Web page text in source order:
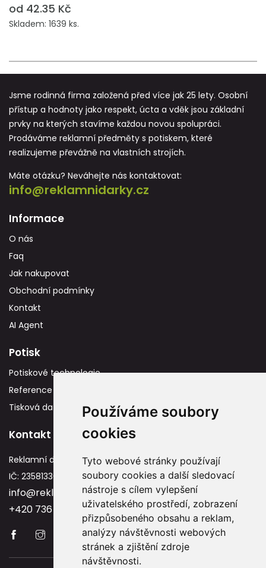
Používáme soubory
cookies
Tyto webové stránky používají
soubory cookies a další sledovací
nástroje s cílem vylepšení
uživatelského prostředí, zobrazení
přizpůsobeného obsahu a reklam,
analýzy návštěvnosti webových
stránek a zjištění zdroje
návštěvnosti.
od 42.35 Kč
Skladem: 1639 ks.
Jsme rodinná firma založená před více jak 25 lety. Osobní
přístup a hodnoty jako respekt, úcta a vděk jsou základní
prvky na kterých stavíme každou novou spolupráci.
Prodáváme reklamní předměty s potiskem, které
realizujeme převážně na vlastních strojích.
Máte otázku? Neváhejte nás kontaktovat:
info@reklamnidarky.cz
Informace
O nás
Faq
Jak nakupovat
Obchodní podmínky
Kontakt
AI Agent
Potisk
Potiskové technologie
Reference
Tisková data
Kontakt
Reklamní dárky
IČ: 23581336
info@reklamnidarky.cz
+420 736 787 715